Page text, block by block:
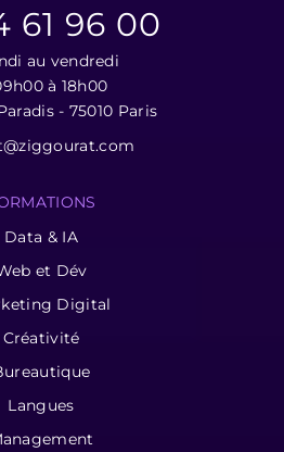
61 96 00
au vendredi
à 18h00
- 75010 Paris
Data & IA
et Dév
Digital
Créativité
Langues